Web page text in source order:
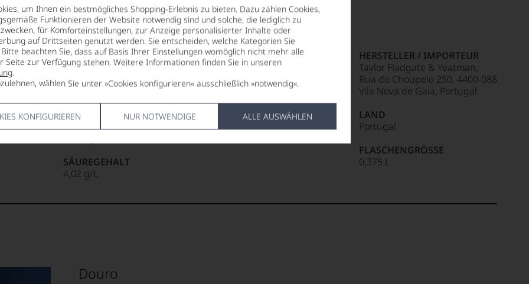
um Ihnen ein bestmögliches Shopping-Erlebnis zu bieten. Dazu zählen Cookies,
Funktionieren der Website notwendig sind und solche, die lediglich zu
für Komforteinstellungen, zur Anzeige personalisierter Inhalte oder
auf Drittseiten genutzt werden. Sie entscheiden, welche Kategorien Sie
beachten Sie, dass auf Basis Ihrer Einstellungen womöglich nicht mehr alle
Seite zur Verfügung stehen. Weitere Informationen finden Sie in unseren
.
wählen Sie unter »Cookies konfigurieren« ausschließlich »notwendig«.
KONFIGURIEREN NUR NOTWENDIGE ALLE AUSWÄHLEN
TRINKTEMPERATUR
16 °C
ALKOHOLGEHALT
20 % Vol.
RESTSÜSSE
SÄUREGEHALT
4,02 g/L
LAGERPOTENTIAL
2027
VERSCHLUSS
Naturkorken
ALLERGENHINWEIS
HERSTELLER / IMPORTEUR
Taylor Fladgate & Yeatman,
Rua do Choupelo 250, 4400-088
Vila Nova de Gaia, Portugal
LAND
Portugal
FLASCHENGRÖSSE
0,375 L
Douro